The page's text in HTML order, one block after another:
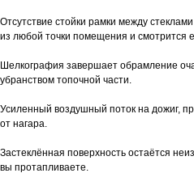
Отсутствие стойки рамки между
из любой точки помещения и смотрится
Шелкография завершает обрамление
убранством топочной части.
Усиленный воздушный поток на дожиг,
от нагара.
Застеклённая поверхность остаётся
вы протапливаете.